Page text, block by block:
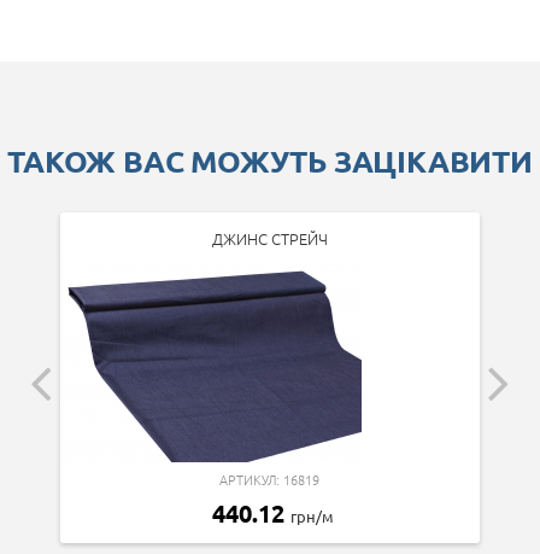
ТАКОЖ ВАС МОЖУТЬ ЗАЦІКАВИТИ
ДЖИНС СТРЕЙЧ
АРТИКУЛ: 16819
440.12 грн/м